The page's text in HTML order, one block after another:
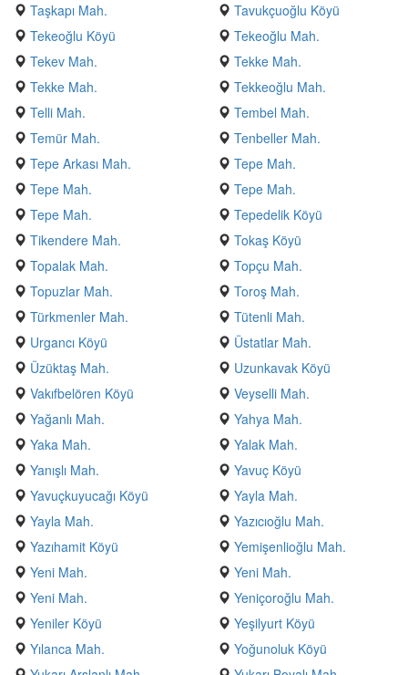
Taşkapı Mah.
Tavukçuoğlu Köyü
Tekeoğlu Köyü
Tekeoğlu Mah.
Tekev Mah.
Tekke Mah.
Tekke Mah.
Tekkeoğlu Mah.
Telli Mah.
Tembel Mah.
Temür Mah.
Tenbeller Mah.
Tepe Arkası Mah.
Tepe Mah.
Tepe Mah.
Tepe Mah.
Tepe Mah.
Tepedelik Köyü
Tikendere Mah.
Tokaş Köyü
Topalak Mah.
Topçu Mah.
Topuzlar Mah.
Toroş Mah.
Türkmenler Mah.
Tütenli Mah.
Urgancı Köyü
Üstatlar Mah.
Üzüktaş Mah.
Uzunkavak Köyü
Vakıfbelören Köyü
Veyselli Mah.
Yağanlı Mah.
Yahya Mah.
Yaka Mah.
Yalak Mah.
Yanışlı Mah.
Yavuç Köyü
Yavuçkuyucağı Köyü
Yayla Mah.
Yayla Mah.
Yazıcıoğlu Mah.
Yazıhamit Köyü
Yemişenlioğlu Mah.
Yeni Mah.
Yeni Mah.
Yeni Mah.
Yeniçoroğlu Mah.
Yeniler Köyü
Yeşilyurt Köyü
Yılanca Mah.
Yoğunoluk Köyü